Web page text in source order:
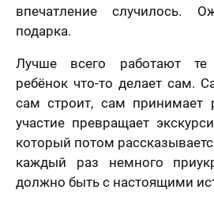
впечатление случилось.
подарка.
Лучше всего работают те
ребёнок что-то делает сам.
сам строит, сам принимает
участие превращает
который потом
каждый раз немного
должно быть с настоящими